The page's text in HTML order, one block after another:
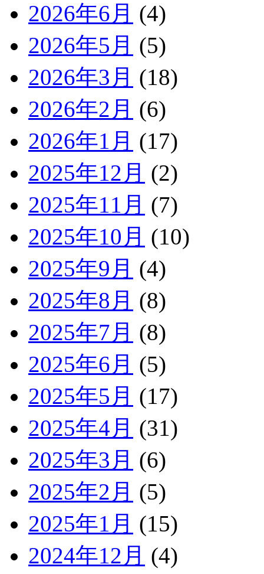
2026年6月 (4)
2026年5月 (5)
2026年3月 (18)
2026年2月 (6)
2026年1月 (17)
2025年12月 (2)
2025年11月 (7)
2025年10月 (10)
2025年9月 (4)
2025年8月 (8)
2025年7月 (8)
2025年6月 (5)
2025年5月 (17)
2025年4月 (31)
2025年3月 (6)
2025年2月 (5)
2025年1月 (15)
2024年12月 (4)